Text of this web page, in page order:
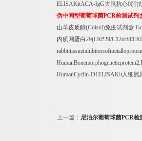
ELISAKitACA-IgG大鼠抗心0脂
伪中间型葡萄球菌PCR检测试剂
山羊皮质醇(Coisol)免疫试剂盒
内质网蛋白29(ERP29/C12orf8/
HumanCyclin-D1ELISAKit人细胞
上一篇： 尼泊尔葡萄球菌PCR检